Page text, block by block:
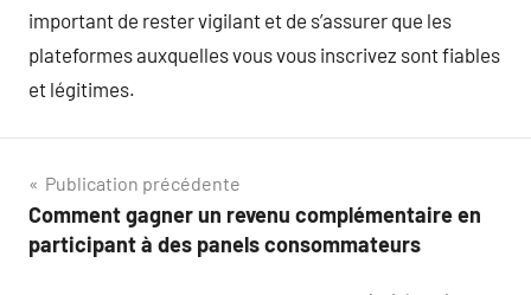
important de rester vigilant et de s’assurer que les
plateformes auxquelles vous vous inscrivez sont fiables
et légitimes.
Navigation
de
Publication précédente
Comment gagner un revenu complémentaire en
participant à des panels consommateurs